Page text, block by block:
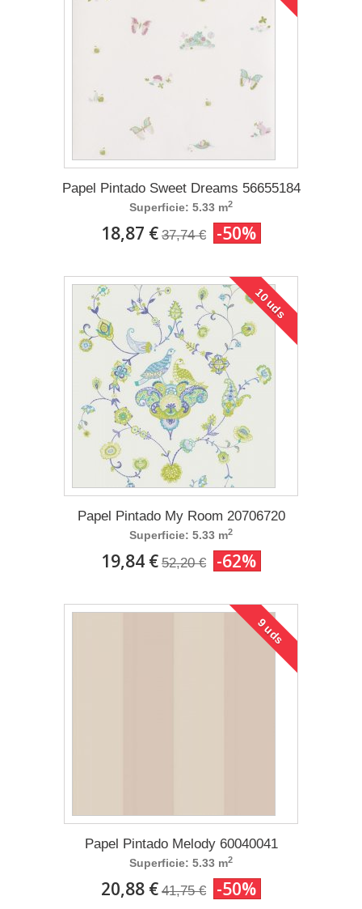
Papel Pintado Sweet Dreams 56655184
Superficie: 5.33 m2
18,87 € 37,74 € -50%
10 uds
Papel Pintado My Room 20706720
Superficie: 5.33 m2
19,84 € 52,20 € -62%
9 uds
Papel Pintado Melody 60040041
Superficie: 5.33 m2
20,88 € 41,75 € -50%